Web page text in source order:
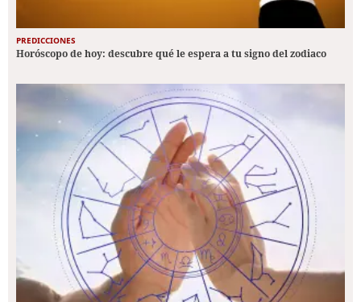
PREDICCIONES
Horóscopo de hoy: descubre qué le espera a tu signo del zodiaco